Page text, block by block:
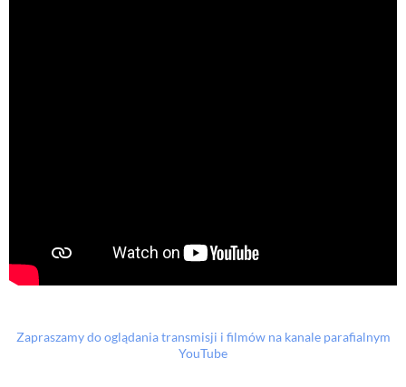
Zapraszamy do oglądania transmisji i filmów na kanale parafialnym
YouTube